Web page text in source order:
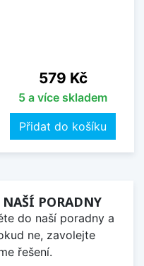
Cena
579 Kč
5 a více skladem
Přidat do košíku
PORADNY
do naší poradny a
ne, zavolejte
řešení.